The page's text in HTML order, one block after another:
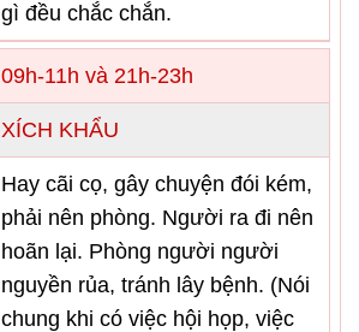
gì đều chắc chắn.
09h-11h và 21h-23h
XÍCH KHẨU
Hay cãi cọ, gây chuyện đói kém,
phải nên phòng. Người ra đi nên
hoãn lại. Phòng người người
nguyền rủa, tránh lây bệnh. (Nói
chung khi có việc hội họp, việc